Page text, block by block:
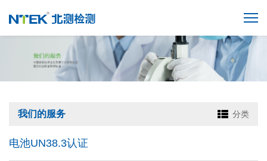
我们的服务 分类
电池UN38.3认证